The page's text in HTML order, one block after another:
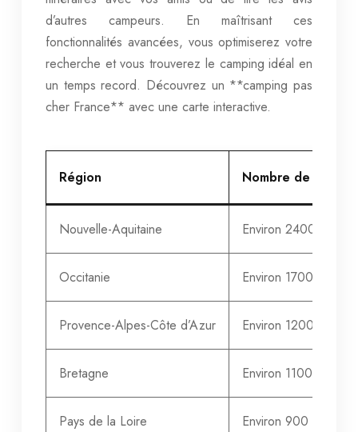
d’autres campeurs. En maîtrisant ces
fonctionnalités avancées, vous optimiserez votre
recherche et vous trouverez le camping idéal en
un temps record. Découvrez un **camping pas
cher France** avec une carte interactive.
Région Nombre de
Nouvelle-Aquitaine Environ 2400
Occitanie Environ 1700
Provence-Alpes-Côte d’Azur Environ 1200
Bretagne Environ 1100
Pays de la Loire Environ 900